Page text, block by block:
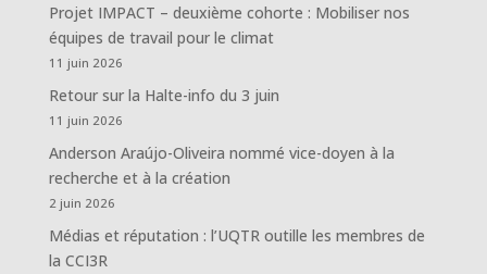
Projet IMPACT – deuxième cohorte : Mobiliser nos
équipes de travail pour le climat
11 juin 2026
Retour sur la Halte-info du 3 juin
11 juin 2026
Anderson Araújo-Oliveira nommé vice-doyen à la
recherche et à la création
2 juin 2026
Médias et réputation : l’UQTR outille les membres de
la CCI3R